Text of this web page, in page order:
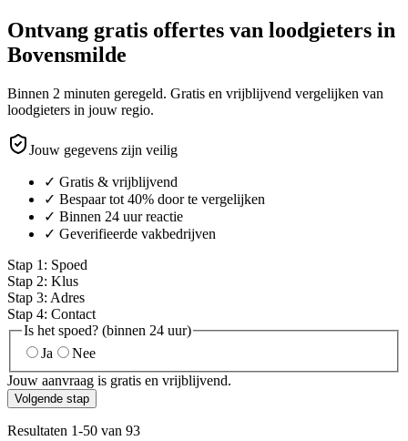
Ontvang gratis offertes van loodgieters in
Bovensmilde
Binnen 2 minuten geregeld. Gratis en vrijblijvend vergelijken van
loodgieters in jouw regio.
Jouw gegevens zijn veilig
✓ Gratis & vrijblijvend
✓ Bespaar tot 40% door te vergelijken
✓ Binnen 24 uur reactie
✓ Geverifieerde vakbedrijven
Stap 1 : Spoed
Stap 2: Klus
Stap 3: Adres
Stap 4: Contact
Is het spoed? (binnen 24 uur)
Ja
Nee
Jouw aanvraag is gratis en vrijblijvend.
Volgende stap
Resultaten 1-50 van 93